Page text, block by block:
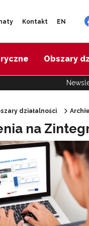
Kontakt EN
Obszary
psychologiczno-
zawodowe –
doradztwo
modelu
działalności
na